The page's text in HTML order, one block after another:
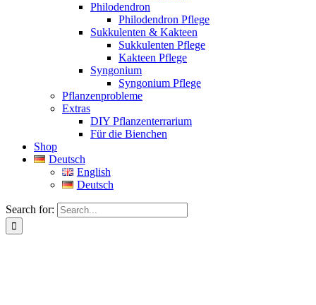
Philodendron
Philodendron Pflege
Sukkulenten & Kakteen
Sukkulenten Pflege
Kakteen Pflege
Syngonium
Syngonium Pflege
Pflanzenprobleme
Extras
DIY Pflanzenterrarium
Für die Bienchen
Shop
Deutsch
English
Deutsch
Search for: